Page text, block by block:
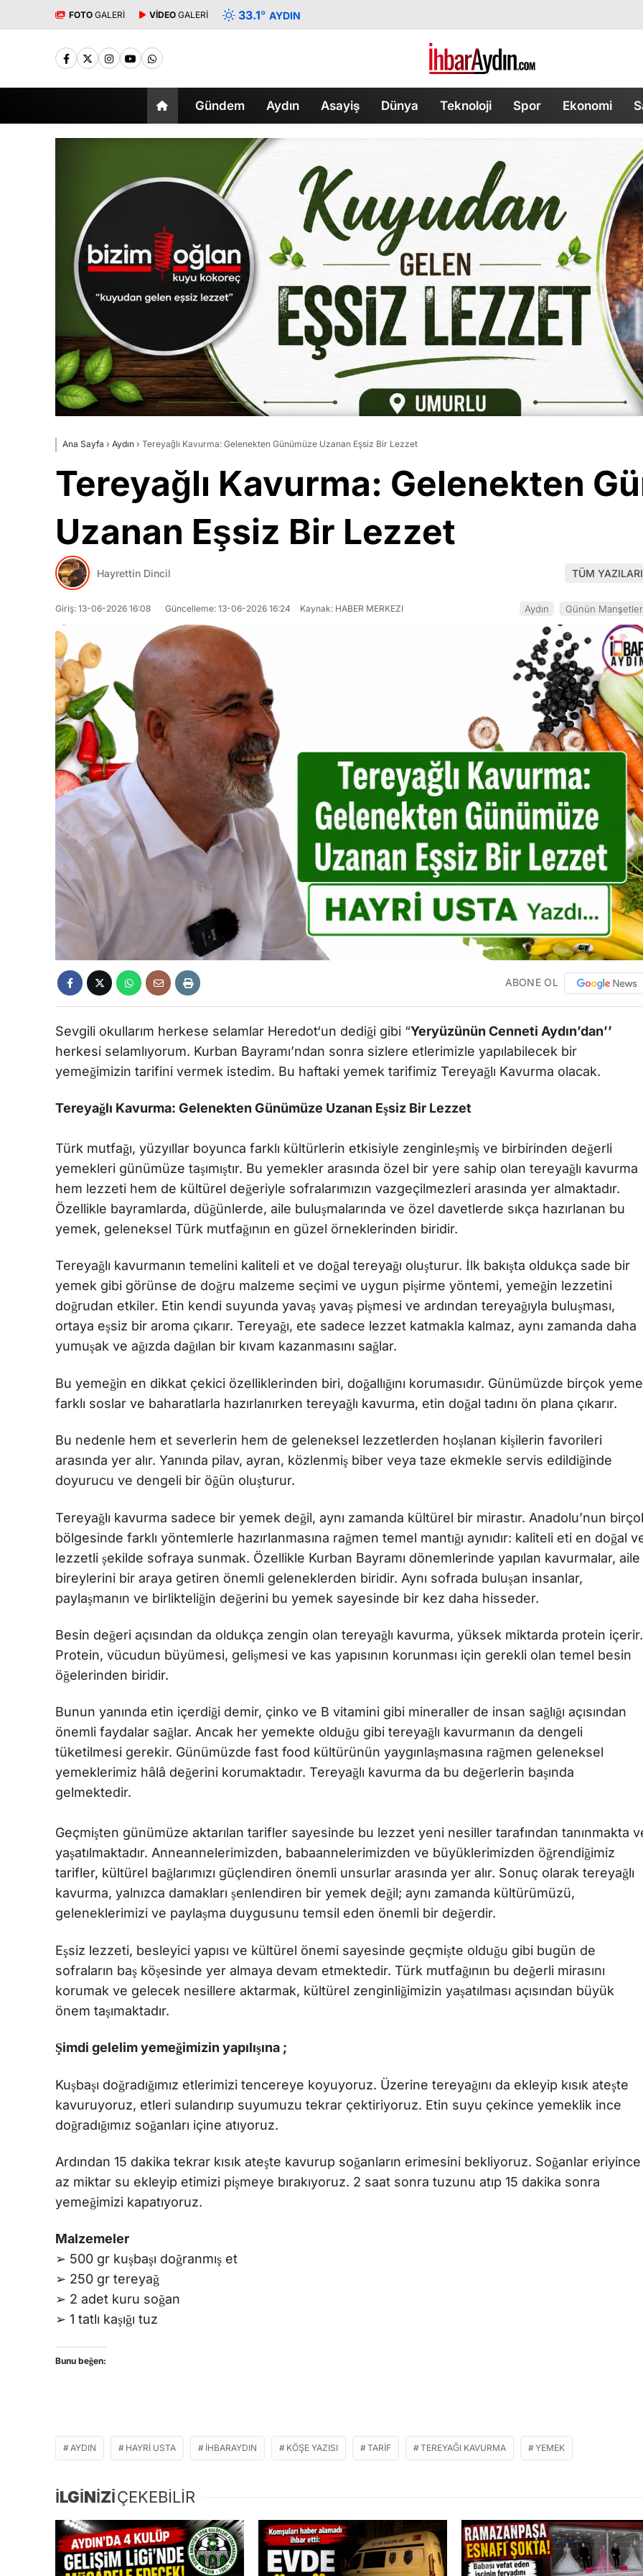
FOTO GALERİ VİDEO GALERİ 33.1° AYDIN
Gündem Aydın Asayiş Dünya Teknoloji Spor Ekonomi
Ana Sayfa › Aydın › Tereyağlı Kavurma: Gelenekten Günümüze Uzanan Eşsiz Bir Lezzet
Tereyağlı Kavurma: Gelenekten
Uzanan Eşsiz Bir Lezzet
Hayrettin Dincil TÜM YAZILARI
Giriş: 13-06-2026 16:08 Güncelleme: 13-06-2026 16:24 Kaynak: HABER MERKEZI Aydın Günün
ABONE OL
Sevgili okullarım herkese selamlar Heredot‘un dediği gibi “Yeryüzünün Cenneti Aydın’dan’’
herkesi selamlıyorum. Kurban Bayramı’ndan sonra sizlere etlerimizle yapılabilecek bir
yemeğimizin tarifini vermek istedim. Bu haftaki yemek tarifimiz Tereyağlı Kavurma olacak.
Tereyağlı Kavurma: Gelenekten Günümüze Uzanan Eşsiz Bir Lezzet
Türk mutfağı, yüzyıllar boyunca farklı kültürlerin etkisiyle zenginleşmiş ve birbirinden değerli
yemekleri günümüze taşımıştır. Bu yemekler arasında özel bir yere sahip olan tereyağlı kavurma
hem lezzeti hem de kültürel değeriyle sofralarımızın vazgeçilmezleri arasında yer almaktadır.
Özellikle bayramlarda, düğünlerde, aile buluşmalarında ve özel davetlerde sıkça hazırlanan bu
yemek, geleneksel Türk mutfağının en güzel örneklerinden biridir.
Tereyağlı kavurmanın temelini kaliteli et ve doğal tereyağı oluşturur. İlk bakışta oldukça sade bir
yemek gibi görünse de doğru malzeme seçimi ve uygun pişirme yöntemi, yemeğin lezzetini
doğrudan etkiler. Etin kendi suyunda yavaş yavaş pişmesi ve ardından tereyağıyla buluşması,
ortaya eşsiz bir aroma çıkarır. Tereyağı, ete sadece lezzet katmakla kalmaz, aynı zamanda daha
yumuşak ve ağızda dağılan bir kıvam kazanmasını sağlar.
Bu yemeğin en dikkat çekici özelliklerinden biri, doğallığını korumasıdır. Günümüzde birçok
farklı soslar ve baharatlarla hazırlanırken tereyağlı kavurma, etin doğal tadını ön plana çıkarır.
Bu nedenle hem et severlerin hem de geleneksel lezzetlerden hoşlanan kişilerin favorileri
arasında yer alır. Yanında pilav, ayran, közlenmiş biber veya taze ekmekle servis edildiğinde
doyurucu ve dengeli bir öğün oluşturur.
Tereyağlı kavurma sadece bir yemek değil, aynı zamanda kültürel bir mirastır. Anadolu’nun
bölgesinde farklı yöntemlerle hazırlanmasına rağmen temel mantığı aynıdır: kaliteli eti en doğal
lezzetli şekilde sofraya sunmak. Özellikle Kurban Bayramı dönemlerinde yapılan kavurmalar, aile
bireylerini bir araya getiren önemli geleneklerden biridir. Aynı sofrada buluşan insanlar,
paylaşmanın ve birlikteliğin değerini bu yemek sayesinde bir kez daha hisseder.
Besin değeri açısından da oldukça zengin olan tereyağlı kavurma, yüksek miktarda protein içerir.
Protein, vücudun büyümesi, gelişmesi ve kas yapısının korunması için gerekli olan temel besin
öğelerinden biridir.
Bunun yanında etin içerdiği demir, çinko ve B vitamini gibi mineraller de insan sağlığı açısından
önemli faydalar sağlar. Ancak her yemekte olduğu gibi tereyağlı kavurmanın da dengeli
tüketilmesi gerekir. Günümüzde fast food kültürünün yaygınlaşmasına rağmen geleneksel
yemeklerimiz hâlâ değerini korumaktadır. Tereyağlı kavurma da bu değerlerin başında
gelmektedir.
Geçmişten günümüze aktarılan tarifler sayesinde bu lezzet yeni nesiller tarafından tanınmakta
yaşatılmaktadır. Anneannelerimizden, babaannelerimizden ve büyüklerimizden öğrendiğimiz
tarifler, kültürel bağlarımızı güçlendiren önemli unsurlar arasında yer alır. Sonuç olarak tereyağlı
kavurma, yalnızca damakları şenlendiren bir yemek değil; aynı zamanda kültürümüzü,
geleneklerimizi ve paylaşma duygusunu temsil eden önemli bir değerdir.
Eşsiz lezzeti, besleyici yapısı ve kültürel önemi sayesinde geçmişte olduğu gibi bugün de
sofraların baş köşesinde yer almaya devam etmektedir. Türk mutfağının bu değerli mirasını
korumak ve gelecek nesillere aktarmak, kültürel zenginliğimizin yaşatılması açısından büyük
önem taşımaktadır.
Şimdi gelelim yemeğimizin yapılışına ;
Kuşbaşı doğradığımız etlerimizi tencereye koyuyoruz. Üzerine tereyağını da ekleyip kısık ateşte
kavuruyoruz, etleri sulandırıp suyumuzu tekrar çektiriyoruz. Etin suyu çekince yemeklik ince
doğradığımız soğanları içine atıyoruz.
Ardından 15 dakika tekrar kısık ateşte kavurup soğanların erimesini bekliyoruz. Soğanlar eriyince
az miktar su ekleyip etimizi pişmeye bırakıyoruz. 2 saat sonra tuzunu atıp 15 dakika sonra
yemeğimizi kapatıyoruz.
Malzemeler
➢ 500 gr kuşbaşı doğranmış et
➢ 250 gr tereyağ
➢ 2 adet kuru soğan
➢ 1 tatlı kaşığı tuz
Bunu beğen:
AYDIN HAYRI USTA İHBARAYDIN KÖŞE YAZISI TARIF TEREYAĞI KAVURMA YEMEK
İLGİNİZİÇEKEBİLİR